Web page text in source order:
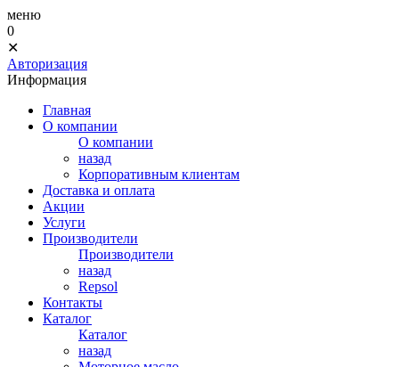
меню
0
✕
Авторизация
Информация
Главная
О компании
О компании
назад
Корпоративным клиентам
Доставка и оплата
Акции
Услуги
Производители
Производители
назад
Repsol
Контакты
Каталог
Каталог
назад